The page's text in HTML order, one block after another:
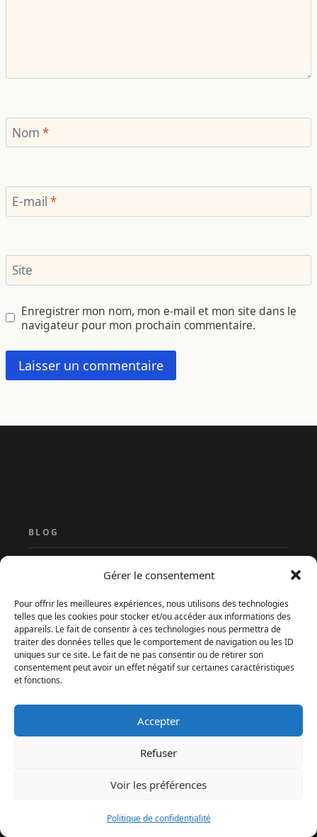
Gérer le consentement
Pour offrir les meilleures expériences, nous utilisons des technologies
telles que les cookies pour stocker et/ou accéder aux informations des
appareils. Le fait de consentir à ces technologies nous permettra de
traiter des données telles que le comportement de navigation ou les ID
uniques sur ce site. Le fait de ne pas consentir ou de retirer son
consentement peut avoir un effet négatif sur certaines caractéristiques
et fonctions.
Accepter
Refuser
Voir les préférences
Politique de confidentialité
Nom *
E-mail *
Site
Enregistrer mon nom, mon e-mail et mon site dans le
navigateur pour mon prochain commentaire.
BLOG
À propos
Contact
Méthodologie éditoriale